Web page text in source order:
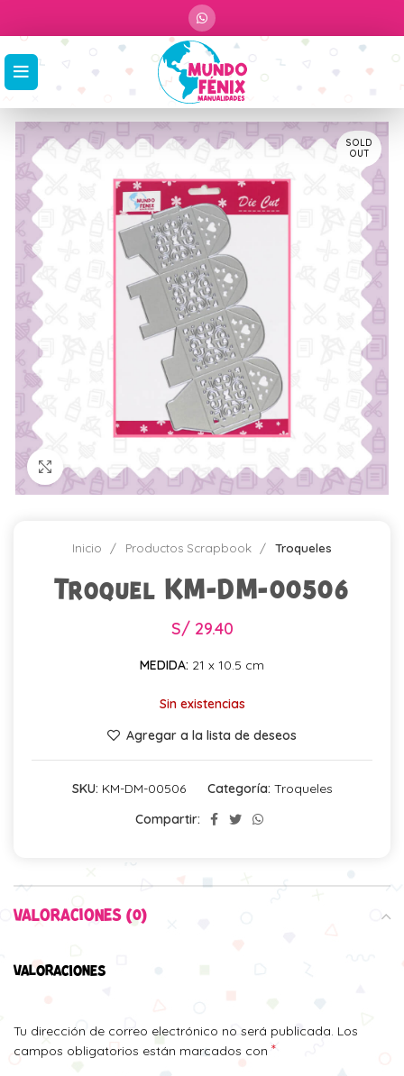
SOLD
OUT
Click para agrandar
Inicio Productos Scrapbook Troqueles
Troquel KM-DM-00506
S/29.40
MEDIDA: 21 x 10.5 cm
Sin existencias
Agregar a la lista de deseos
SKU: KM-DM-00506 Categoría: Troqueles
Compartir:
VALORACIONES (0)
VALORACIONES
Tu dirección de correo electrónico no será publicada. Los
campos obligatorios están marcados con *